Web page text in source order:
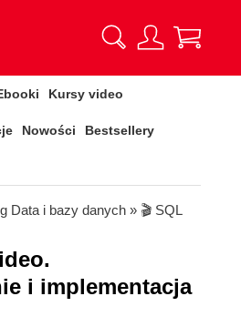
Kursy video
Nowości Bestsellery
Data i bazy danych » 🎬 SQL
i implementacja